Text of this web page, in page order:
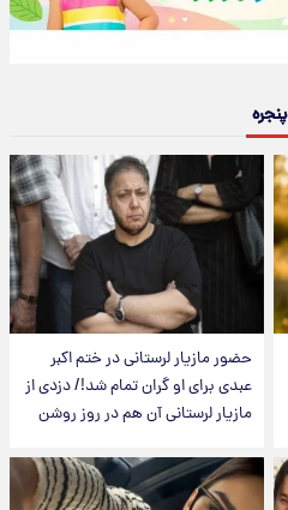
پنجره
حضور مازیار لرستانی در ختم اکبر
عبدی برای او گران تمام شد!/ دزدی از
مازیار لرستانی آن هم در روز روشن